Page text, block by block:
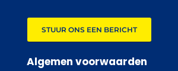
STUUR ONS EEN BERICHT
Algemen voorwaarden